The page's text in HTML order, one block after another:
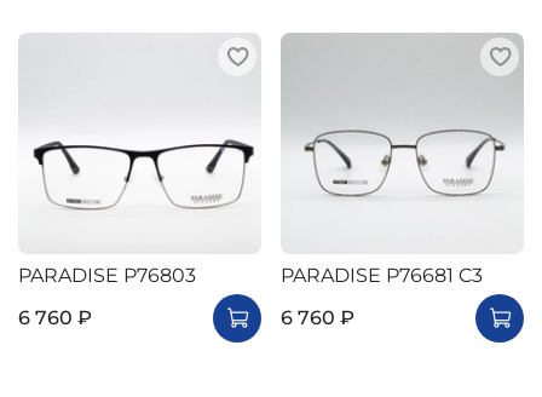
PARADISE P76803
6 760 ₽
PARADISE P76681 C3
6 760 ₽